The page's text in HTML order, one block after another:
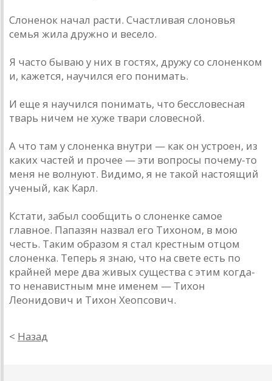
Слоненок начал расти. Счастливая слоновья
семья жила дружно и весело.
Я часто бываю у них в гостях, дружу со слоненком
и, кажется, научился его понимать.
И еще я научился понимать, что бессловесная
тварь ничем не хуже твари словесной.
А что там у слоненка внутри — как он устроен, из
каких частей и прочее — эти вопросы почему-то
меня не волнуют. Видимо, я не такой настоящий
ученый, как Карл.
Кстати, забыл сообщить о слоненке самое
главное. Папазян назвал его Тихоном, в мою
честь. Таким образом я стал крестным отцом
слоненка. Теперь я знаю, что на свете есть по
крайней мере два живых существа с этим когда-
то ненавистным мне именем — Тихон
Леонидович и Тихон Хеопсович.
< Назад